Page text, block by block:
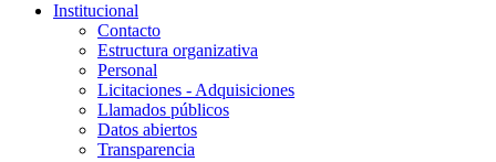
Institucional
Contacto
Estructura organizativa
Personal
Licitaciones - Adquisiciones
Llamados públicos
Datos abiertos
Transparencia